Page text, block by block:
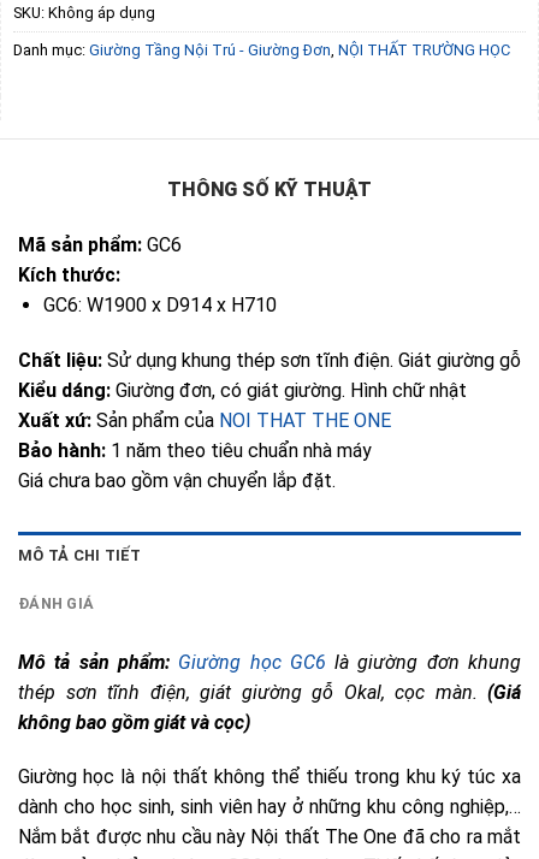
SKU: Không áp dụng
Danh mục: Giường Tầng Nội Trú - Giường Đơn, NỘI THẤT TRƯỜNG HỌC
THÔNG SỐ KỸ THUẬT
Mã sản phẩm: GC6
Kích thước:
GC6: W1900 x D914 x H710
Chất liệu: Sử dụng khung thép sơn tĩnh điện. Giát giường gỗ
Kiểu dáng: Giường đơn, có giát giường. Hình chữ nhật
Xuất xứ: Sản phẩm của NOI THAT THE ONE
Bảo hành: 1 năm theo tiêu chuẩn nhà máy
Giá chưa bao gồm vận chuyển lắp đặt.
MÔ TẢ CHI TIẾT
ĐÁNH GIÁ
Mô tả sản phẩm: Giường học GC6
(Giá
không bao gồm giát và cọc)